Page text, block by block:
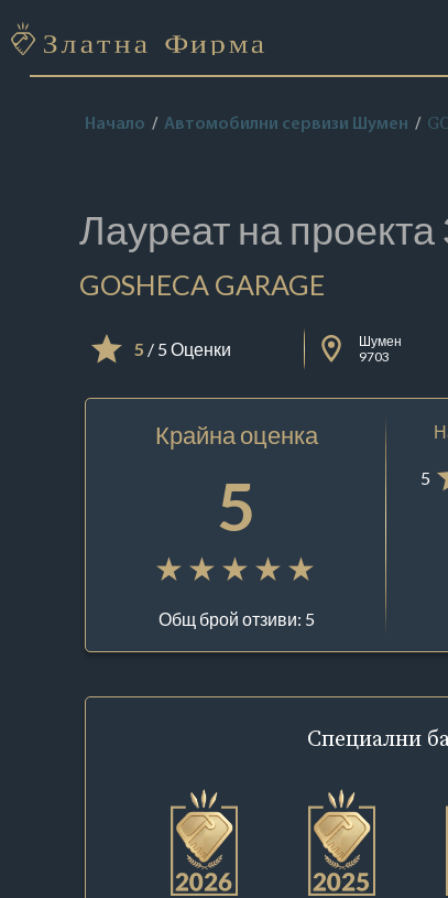
Начало Автомобилни сервизи Шумен
Лауреат на проекта
GOSHECA GARAGE
5 / 5 Оценки
Шумен
9703
Крайна оценка
5
Общ брой отзиви: 5
5
Специални